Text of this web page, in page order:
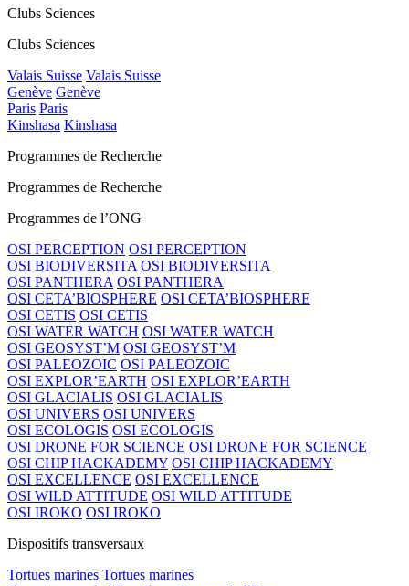
Clubs Sciences
Clubs Sciences
Valais Suisse Valais Suisse
Genève Genève
Paris Paris
Kinshasa Kinshasa
Programmes de Recherche
Programmes de Recherche
Programmes de l’ONG
OSI PERCEPTION OSI PERCEPTION
OSI BIODIVERSITA OSI BIODIVERSITA
OSI PANTHERA OSI PANTHERA
OSI CETA’BIOSPHERE OSI CETA’BIOSPHERE
OSI CETIS OSI CETIS
OSI WATER WATCH OSI WATER WATCH
OSI GEOSYST’M OSI GEOSYST’M
OSI PALEOZOIC OSI PALEOZOIC
OSI EXPLOR’EARTH OSI EXPLOR’EARTH
OSI GLACIALIS OSI GLACIALIS
OSI UNIVERS OSI UNIVERS
OSI ECOLOGIS OSI ECOLOGIS
OSI DRONE FOR SCIENCE OSI DRONE FOR SCIENCE
OSI CHIP HACKADEMY OSI CHIP HACKADEMY
OSI EXCELLENCE OSI EXCELLENCE
OSI WILD ATTITUDE OSI WILD ATTITUDE
OSI IROKO OSI IROKO
Dispositifs transversaux
Tortues marines Tortues marines